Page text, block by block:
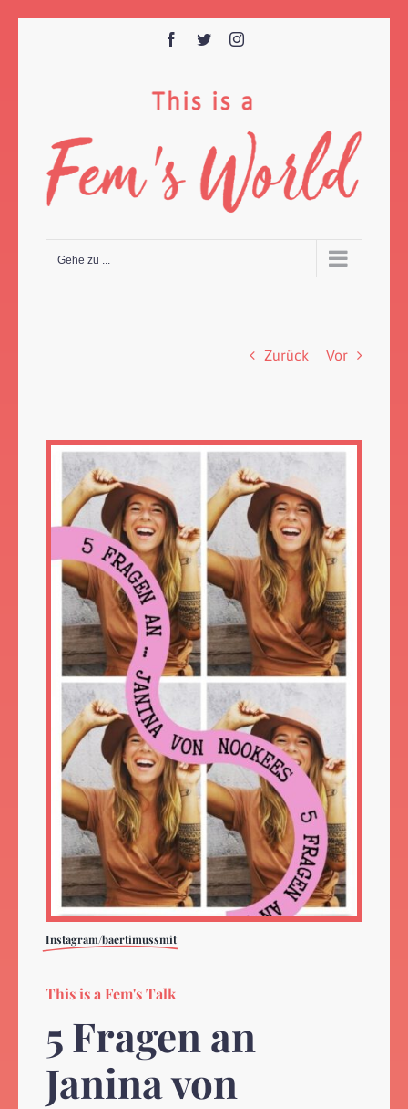
Facebook
TwitterInstagram
Gehe zu ...
Zurück Vor
Instagram/baertimussmit
This is a Fem's Talk
5 Fragen an
Janina von